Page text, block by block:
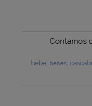
Contamos
bebe bebes